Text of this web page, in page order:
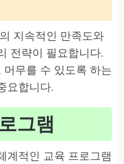
지속적인 만족도와
전략이 필요합니다.
무를 수 있도록 하는
요합니다.
그램
계적인 교육 프로그램